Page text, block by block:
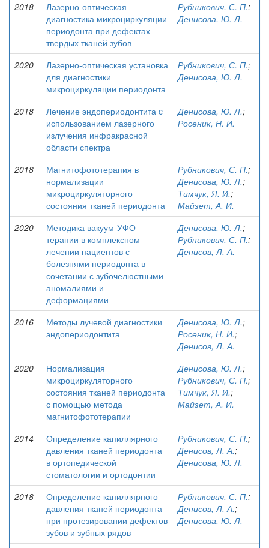
2018
Лазерно-оптическая
диагностика микроциркуляции
периодонта при дефектах
твердых тканей зубов
Рубникович, С. П.;
Денисова, Ю. Л.
2020
Лазерно-оптическая установка
для диагностики
микроциркуляции периодонта
Рубникович, С. П.;
Денисова, Ю. Л.
2018
Лечение эндопериодонтита c
использованием лазерного
излучения инфракрасной
области спектра
Денисова, Ю. Л.;
Росеник, Н. И.
2018
Магнитофототерапия в
нормализации
микроциркуляторного
состояния тканей периодонта
Рубникович, С. П.;
Денисова, Ю. Л.;
Тимчук, Я. И.;
Майзет, А. И.
2020
Методика вакуум-УФО-
терапии в комплексном
лечении пациентов с
болезнями периодонта в
сочетании с зубочелюстными
аномалиями и
деформациями
Денисова, Ю. Л.;
Рубникович, С. П.;
Денисов, Л. А.
2016
Методы лучевой диагностики
эндопериодонтита
Денисова, Ю. Л.;
Росеник, Н. И.;
Денисов, Л. А.
2020
Нормализация
микроциркуляторного
состояния тканей периодонта
с помощью метода
магнитофототерапии
Денисова, Ю. Л.;
Рубникович, С. П.;
Тимчук, Я. И.;
Майзет, А. И.
2014
Определение капиллярного
давления тканей периодонта
в ортопедической
стоматологии и ортодонтии
Рубникович, С. П.;
Денисов, Л. А.;
Денисова, Ю. Л.
2018
Определение капиллярного
давления тканей периодонта
при протезировании дефектов
зубов и зубных рядов
Рубникович, С. П.;
Денисов, Л. А.;
Денисова, Ю. Л.